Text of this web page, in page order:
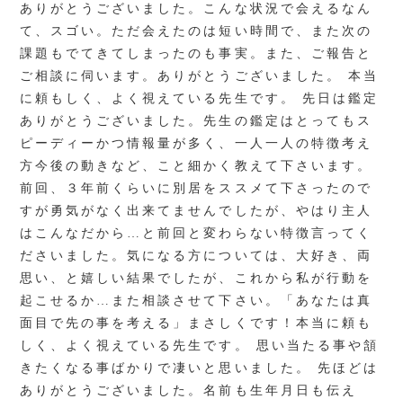
ありがとうございました。こんな状況で会えるなん
て、スゴい。ただ会えたのは短い時間で、また次の
課題もでてきてしまったのも事実。また、ご報告と
ご相談に伺います。ありがとうございました。 本当
に頼もしく、よく視えている先生です。 先日は鑑定
ありがとうございました。先生の鑑定はとってもス
ピーディーかつ情報量が多く、一人一人の特徴考え
方今後の動きなど、こと細かく教えて下さいます。
前回、３年前くらいに別居をススメて下さったので
すが勇気がなく出来てませんでしたが、やはり主人
はこんなだから…と前回と変わらない特徴言ってく
ださいました。気になる方については、大好き、両
思い、と嬉しい結果でしたが、これから私が行動を
起こせるか…また相談させて下さい。「あなたは真
面目で先の事を考える」まさしくです！本当に頼も
しく、よく視えている先生です。 思い当たる事や頷
きたくなる事ばかりで凄いと思いました。 先ほどは
ありがとうございました。名前も生年月日も伝え